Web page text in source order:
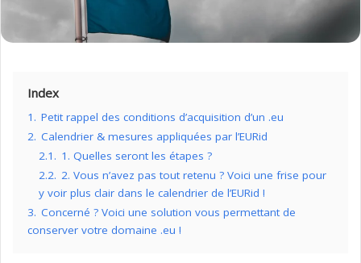
Index
1. Petit rappel des conditions d’acquisition d’un .eu
2. Calendrier & mesures appliquées par l’EURid
2.1. 1. Quelles seront les étapes ?
2.2. 2. Vous n’avez pas tout retenu ? Voici une frise pour
y voir plus clair dans le calendrier de l’EURid !
3. Concerné ? Voici une solution vous permettant de
conserver votre domaine .eu !